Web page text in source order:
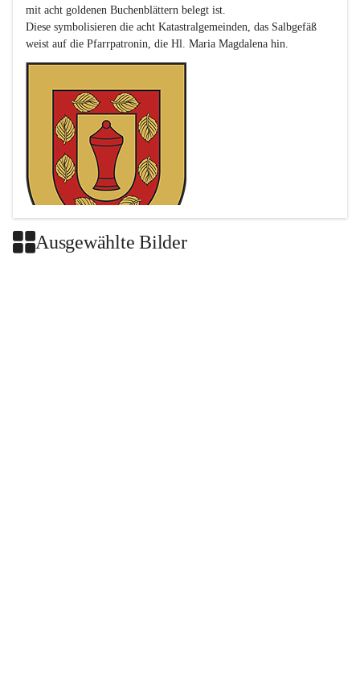
mit acht goldenen Buchenblättern belegt ist.
Diese symbolisieren die acht Katastralgemeinden, das Salbgefäß
Ausgewählte Bilder